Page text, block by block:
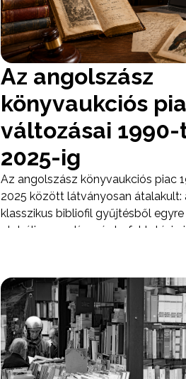
Az angolszász
könyvaukciós
változásai
2025-ig
Az angolszász könyvaukciós piac
2025 között látványosan átalakult:
klasszikus bibliofil gyűjtésből egyre
globális presztízs- és befektetési
York-i házak – mindenekelőtt a
és a Christie’s – ma már nemcsak
nyomtatott könyveket árvereznek,
kéziratokat, térképeket, leveleket,
archívumokat, történelmi
dokumentumokat, tudományos és